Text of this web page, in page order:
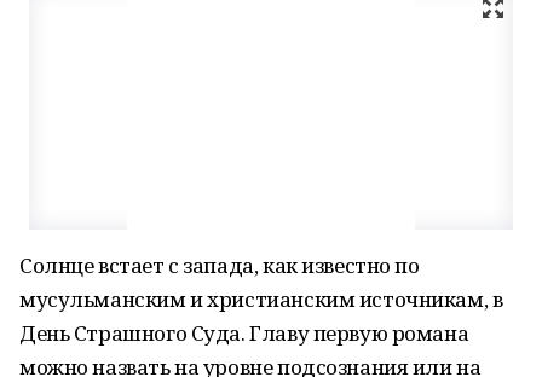
Солнце встает с запада, как известно по
мусульманским и христианским источникам, в
День Страшного Суда. Главу первую романа
можно назвать на уровне подсознания или на